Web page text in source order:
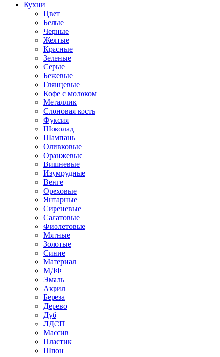
Кухни
Цвет
Белые
Черные
Желтые
Красные
Зеленые
Серые
Бежевые
Глянцевые
Кофе с молоком
Металлик
Слоновая кость
Фуксия
Шоколад
Шампань
Оливковые
Оранжевые
Вишневые
Изумрудные
Венге
Ореховые
Янтарные
Сиреневые
Салатовые
Фиолетовые
Мятные
Золотые
Синие
Материал
МДФ
Эмаль
Акрил
Береза
Дерево
Дуб
ЛДСП
Массив
Пластик
Шпон